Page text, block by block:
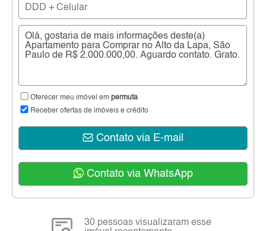
Oferecer meu imóvel em permuta
Receber ofertas de imóveis e crédito
Contato via E-mail
Contato via WhatsApp
30 pessoas visualizaram esse